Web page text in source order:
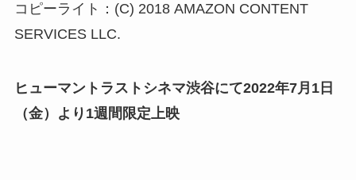
コピーライト：(C) 2018 AMAZON CONTENT
SERVICES LLC.
ヒューマントラストシネマ渋谷にて2022年7月1日
（金）より1週間限定上映